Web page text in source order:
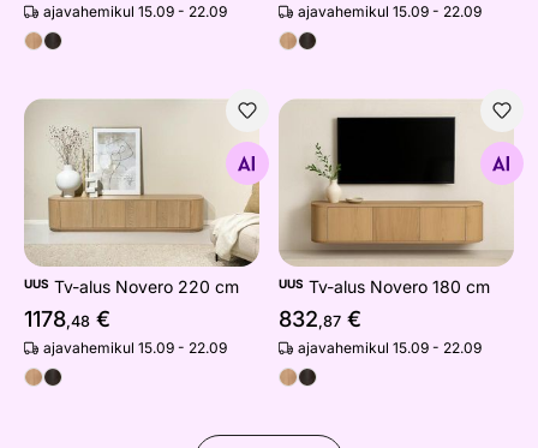
ajavahemikul 15.09 - 22.09 ajavahemikul 15.09 - 22.09
Tv-alus Novero 220 cm
Otsi sarnaseid
UUS Tv-alus Novero 220 cm
1178,48 €
ajavahemikul 15.09 - 22.09
Otsi sarnaseid
UUS Tv-alus Novero 180 cm
832,87 €
ajavahemikul 15.09 - 22.09